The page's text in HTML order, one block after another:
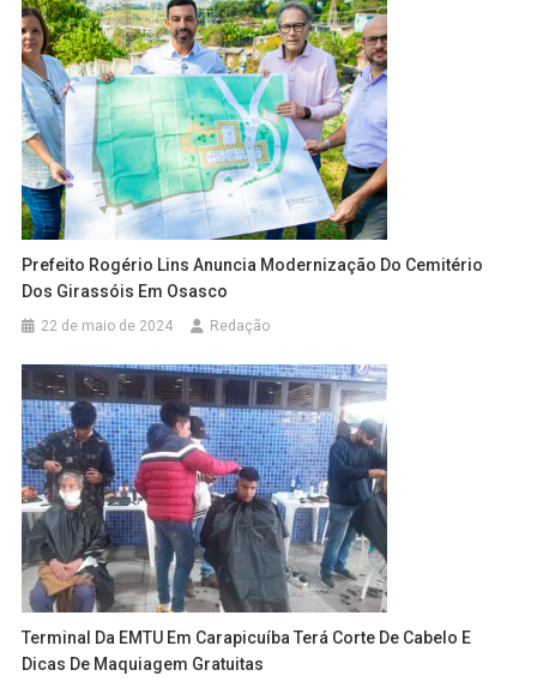
Prefeito Rogério Lins Anuncia Modernização Do Cemitério
Dos Girassóis Em Osasco
22 de maio de 2024 Redação
Terminal Da EMTU Em Carapicuíba Terá Corte De Cabelo E
Dicas De Maquiagem Gratuitas